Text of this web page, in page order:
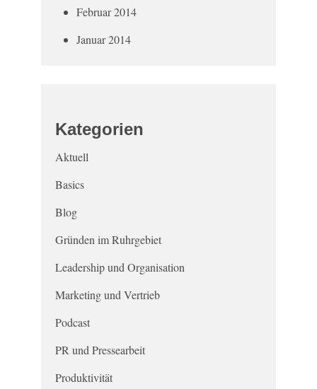
Februar 2014
Januar 2014
Kategorien
Aktuell
Basics
Blog
Gründen im Ruhrgebiet
Leadership und Organisation
Marketing und Vertrieb
Podcast
PR und Pressearbeit
Produktivität